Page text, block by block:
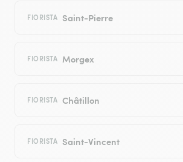
FIORISTA Saint-Pierre
FIORISTA Morgex
FIORISTA Châtillon
FIORISTA Saint-Vincent